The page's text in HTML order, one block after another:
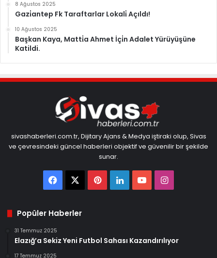
8 Ağustos 2025
Gazi̇antep Fk Taraftarlar Lokali̇ Açıldı!
10 Ağustos 2025
Başkan Kaya, Matti̇a Ahmet İçi̇n Adalet Yürüyüşüne
Katildi.
sivashaberleri.com.tr, Dijitary Ajans & Medya iştiraki olup, Sivas
ve çevresindeki güncel haberleri objektif ve güvenilir bir şekilde
sunar.
FacebookPinterest
LinkedInYouTubeInstagram
Popüler Haberler
31 Temmuz 2025
Elazığ’a Sekiz Yeni Futbol Sahası Kazandırılıyor
17 Temmuz 2025